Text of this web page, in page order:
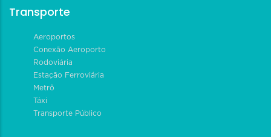
Transporte
Aeroportos
Conexão Aeroporto
Rodoviária
Estação Ferroviária
Metrô
Táxi
Transporte Público